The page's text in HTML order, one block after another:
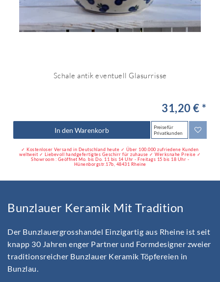
Schale antik eventuell Glasurrisse
31,20 € *
In den Warenkorb
Preise für
Privatkunden
✓ Kostenloser Versand in Deutschland heute ✓ Über 100.000 zufriedene Kunden
weltweit ✓ Liebevoll handgefertigtes Geschirr für zuhause ✓ Werksnahe Preise ✓
Showroom : Geöffnet Mo. bis Do. 11 bis 14 Uhr - Freitags 15 bis 18 Uhr -
Hünenborgstr.17b, 48431 Rheine
Bunzlauer Keramik Mit Tradition
Der Bunzlauergrosshandel Einzigartig aus Rheine ist seit
knapp 30 Jahren enger Partner und Formdesigner zweier
traditionsreicher Bunzlauer Keramik Töpfereien in
Bunzlau.